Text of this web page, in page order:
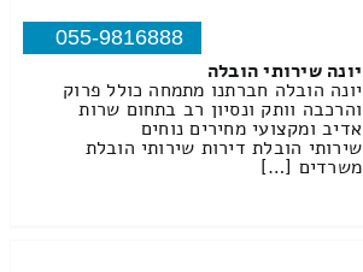
055-9816888
יונה שירותי הובלה
יונה הובלה חברתנו מתמחה כולל פרוק
והרכבה וותק ונסיון רב בתחום שרות
אדיב ומקצועי מחירים נוחים
שירותי הובלת דירות שירותי הובלת
משרדים […]